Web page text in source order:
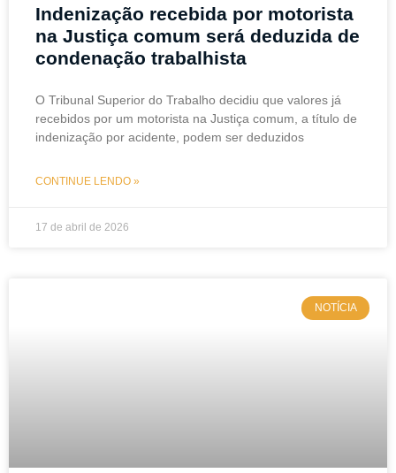
Indenização recebida por motorista
na Justiça comum será deduzida de
condenação trabalhista
O Tribunal Superior do Trabalho decidiu que valores já
recebidos por um motorista na Justiça comum, a título de
indenização por acidente, podem ser deduzidos
CONTINUE LENDO »
17 de abril de 2026
NOTÍCIA